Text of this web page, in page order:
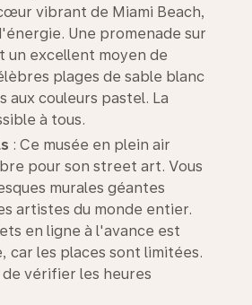
vibrant de Miami Beach,
Une promenade sur
un excellent moyen de
plages de sable blanc
aux couleurs pastel. La
à tous.
: Ce musée en plein air
pour son street art. Vous
murales géantes
artistes du monde entier.
en ligne à l'avance est
car les places sont limitées.
de vérifier les heures